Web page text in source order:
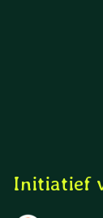
Initiatief